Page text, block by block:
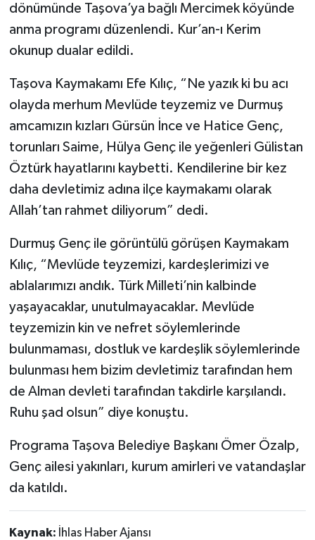
dönümünde Taşova’ya bağlı Mercimek köyünde
anma programı düzenlendi. Kur’an-ı Kerim
okunup dualar edildi.
Taşova Kaymakamı Efe Kılıç, “Ne yazık ki bu acı
olayda merhum Mevlüde teyzemiz ve Durmuş
amcamızın kızları Gürsün İnce ve Hatice Genç,
torunları Saime, Hülya Genç ile yeğenleri Gülistan
Öztürk hayatlarını kaybetti. Kendilerine bir kez
daha devletimiz adına ilçe kaymakamı olarak
Allah’tan rahmet diliyorum” dedi.
Durmuş Genç ile görüntülü görüşen Kaymakam
Kılıç, “Mevlüde teyzemizi, kardeşlerimizi ve
ablalarımızı andık. Türk Milleti’nin kalbinde
yaşayacaklar, unutulmayacaklar. Mevlüde
teyzemizin kin ve nefret söylemlerinde
bulunmaması, dostluk ve kardeşlik söylemlerinde
bulunması hem bizim devletimiz tarafından hem
de Alman devleti tarafından takdirle karşılandı.
Ruhu şad olsun” diye konuştu.
Programa Taşova Belediye Başkanı Ömer Özalp,
Genç ailesi yakınları, kurum amirleri ve vatandaşlar
da katıldı.
Kaynak: İhlas Haber Ajansı